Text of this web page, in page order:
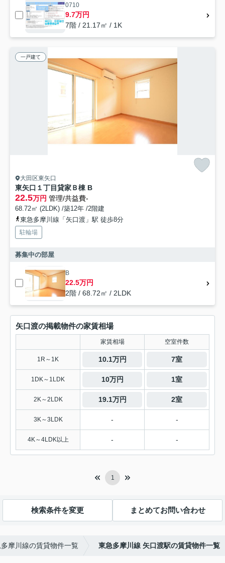
0710
9.7万円
7階 / 21.17㎡ / 1K
一戸建て
大田区東矢口
東矢口１丁目貸家Ｂ棟 B
22.5万円 管理/共益費-
68.72㎡ (2LDK) /築12年 /2階建
東急多摩川線「矢口渡」駅 徒歩8分
駐輪場
募集中の部屋
B
22.5万円
2階 / 68.72㎡ / 2LDK
矢口渡の掲載物件の家賃相場
家賃相場 空室件数
1R～1K 10.1万円 7室
1DK～1LDK 10万円 1室
2K～2LDK 19.1万円 2室
3K～3LDK - -
4K～4LDK以上 - -
1
検索条件を変更 まとめてお問い合わせ
摩川線の賃貸物件一覧 東急多摩川線 矢口渡駅の賃貸物件一覧